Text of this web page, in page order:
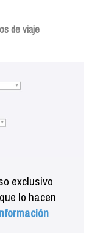
de viaje
exclusivo
lo hacen